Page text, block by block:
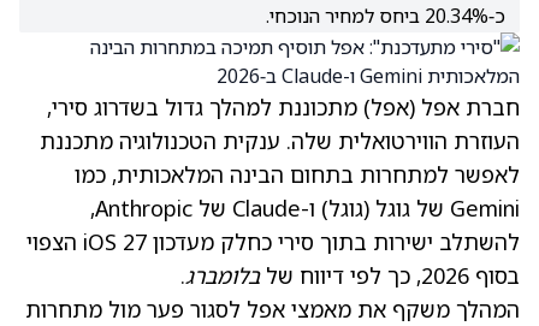
כ‑20.34% ביחס למחיר הנוכחי.
חברת אפל (אפל) מתכוננת למהלך גדול בשדרוג סירי,
העוזרת הווירטואלית שלה. ענקית הטכנולוגיה מתכננת
לאפשר למתחרות בתחום הבינה המלאכותית, כמו
Gemini של
גוגל (גוגל)
ו-Claude של Anthropic,
להשתלב ישירות בתוך סירי כחלק מעדכון iOS 27 הצפוי
בסוף 2026, כך לפי דיווח של
בלומברג.
המהלך משקף את מאמצי אפל לסגור פער מול מתחרות